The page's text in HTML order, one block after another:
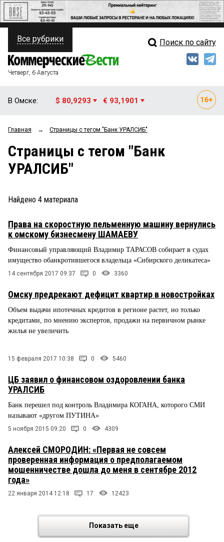
ПОЛИТИКА
ФИНАНСЫ
ОБЩЕСТВО
ЗАКОН
ПРОИСШЕСТВИЯ
СТИЛЬ ЖИЗНИ
Свежий выпуск
Мнения
Рейтинги
Все рубрики Поиск по сайту
Четверг, 6 Августа
В Омске: $ 80,9293 € 93,1901
Главная → Страницы c тегом "Банк УРАЛСИБ"
Страницы c тегом "Банк
УРАЛСИБ"
Найдено 4 материала
Права на скоростную пельменную машину вернулись
к омскому бизнесмену ШАМАЕВУ
Финансовый управляющий Владимир ТАРАСОВ собирает в судах
имущество обанкротившегося владельца «Сибирского деликатеса»
14 сентября 2017 09:37 0 3360
Омску предрекают дефицит квартир в новостройках
Объем выдачи ипотечных кредитов в регионе растет, но только
кредитами, по мнению экспертов, продажи на первичном рынке
жилья не увеличить
15 февраля 2017 10:38 0 5460
ЦБ заявил о финансовом оздоровлении банка
УРАЛСИБ
Банк перешел под контроль Владимира КОГАНА, которого СМИ
называют «другом ПУТИНА»
5 ноября 2015 09:20 0 4309
Алексей СМОРОДИН: «Первая не совсем
проверенная информация о предполагаемом
мошенничестве дошла до меня в сентябре 2012
года»
22 января 2014 12:18 17 12423
Показать еще